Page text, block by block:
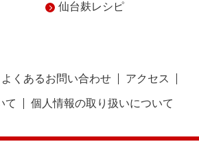
仙台麸レシピ
よくあるお問い合わせ アクセス
て 個人情報の取り扱いについて